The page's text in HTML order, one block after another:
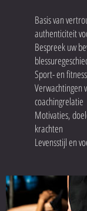
Basis van
authenticiteit
Bespreek uw
Sport- en
Verwachtingen
coachingrelatie
Motivaties,
krachten
Levensstijl en